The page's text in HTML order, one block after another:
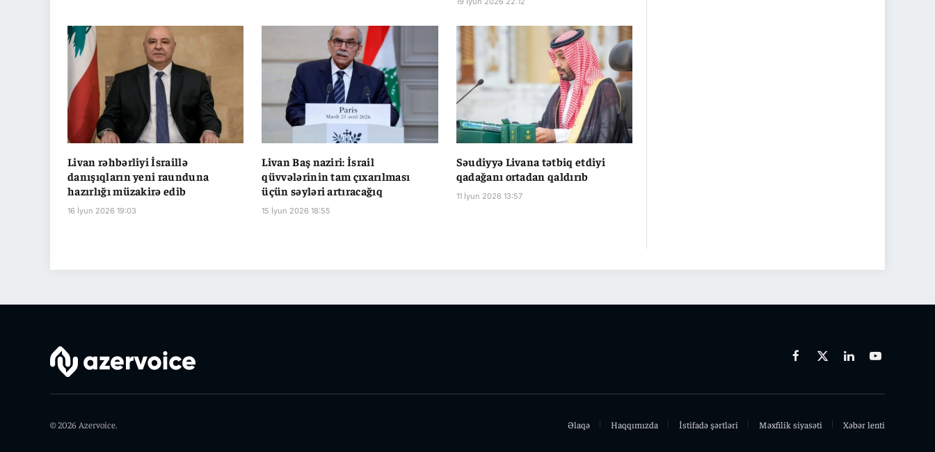
Livan rəhbərliyi İsraillə
danışıqların yeni raunduna
hazırlığı müzakirə edib
16 İyun 2026 19:03
Livan Baş naziri: İsrail
qüvvələrinin tam çıxarılması
üçün səyləri artıracağıq
15 İyun 2026 18:55
Səudiyyə Livana tətbiq etdiyi
qadağanı ortadan qaldırıb
11 İyun 2026 13:57
Facebook
X
LinkedinYoutube
© 2026 Azervoice. Əlaqə Haqqımızda İstifadə şərtləri Məxfilik siyasəti Xəbər lenti